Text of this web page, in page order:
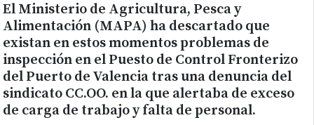
El Ministerio de Agricultura, Pesca y
Alimentación (MAPA) ha descartado que
existan en estos momentos problemas de
inspección en el Puesto de Control Fronterizo
del Puerto de Valencia tras una denuncia del
sindicato CC.OO. en la que alertaba de exceso
de carga de trabajo y falta de personal.